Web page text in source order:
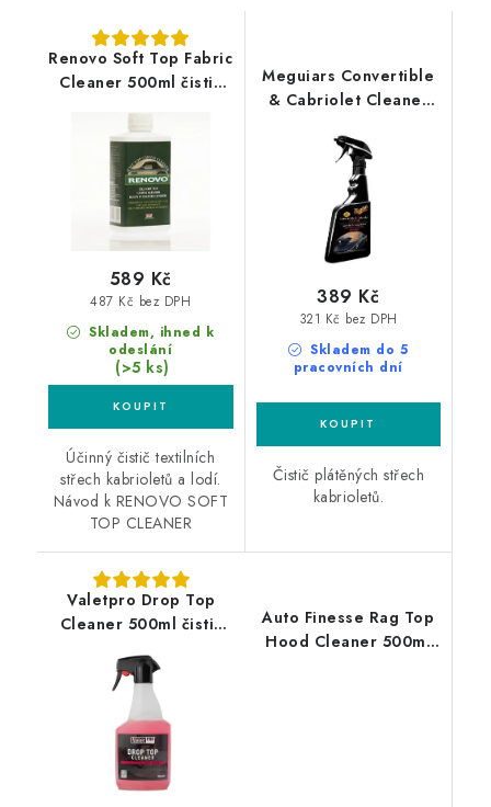
Renovo Soft Top Fabric
Cleaner 500ml čistič
Skladem, ihned k
odeslání
(>5 ks)
487 Kč bez DPH
589 Kč
Účinný čistič textilních
střech kabrioletů a lodí.
Návod k RENOVO SOFT
TOP CLEANER
Meguiars Convertible
& Cabriolet Cleaner
kabrioletů
Skladem do 5
pracovních dní
321 Kč bez DPH
389 Kč
Čistič plátěných střech
kabrioletů.
Valetpro Drop Top
Cleaner 500ml čistič
Auto Finesse Rag Top
Hood Cleaner 500ml